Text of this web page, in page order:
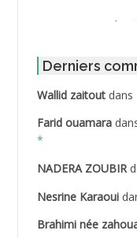
ABBOUR Azzedine
ABDAT Amar
ABDEDDAIM
ABDELAZIZ
ABDELHAFID
Derniers
Wallid zaitoutdans
Farid ouamara
*
NADERA ZOUBIR
Nesrine Karaoui
Brahimi née